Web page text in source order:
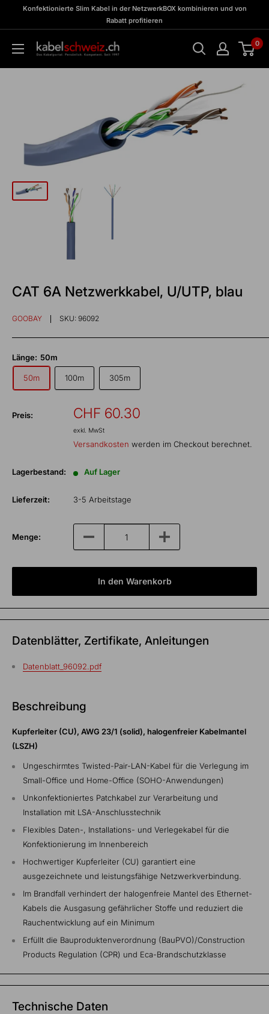
zu
BOX
Konfektionierte Slim Kabel in der NetzwerkBOX kombinieren und von
Rabatt profitieren
kabelschweiz 0
CAT 6A Netzwerkkabel, U/UTP, blau
GOOBAY SKU: 96092
Länge: 50m
50m 100m 305m
Preis: Sonderpreis
CHF 60.30
exkl. MwSt
Versandkosten werden im Checkout berechnet.
Lagerbestand: Auf Lager
Lieferzeit: 3-5 Arbeitstage
Menge:
In den Warenkorb
Datenblätter, Zertifikate, Anleitungen
Datenblatt_96092.pdf
Beschreibung
Kupferleiter (CU), AWG 23/1 (solid), halogenfreier Kabelmantel
(LSZH)
Ungeschirmtes Twisted-Pair-LAN-Kabel für die Verlegung im
Small-Office und Home-Office (SOHO-Anwendungen)
Unkonfektioniertes Patchkabel zur Verarbeitung und
Installation mit LSA-Anschlusstechnik
Flexibles Daten-, Installations- und Verlegekabel für die
Konfektionierung im Innenbereich
Hochwertiger Kupferleiter (CU) garantiert eine
ausgezeichnete und leistungsfähige Netzwerkverbindung.
Im Brandfall verhindert der halogenfreie Mantel des Ethernet-
Kabels die Ausgasung gefährlicher Stoffe und reduziert die
Rauchentwicklung auf ein Minimum
Erfüllt die Bauproduktenverordnung (BauPVO)/Construction
Products Regulation (CPR) und Eca-Brandschutzklasse
Technische Daten